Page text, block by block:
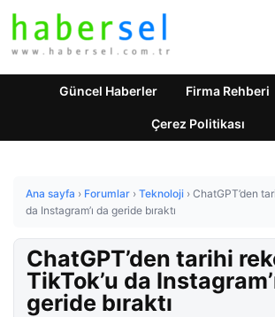
Güncel Haberler Firma Rehberi
Çerez Politikası
Ana sayfa › Forumlar › Teknoloji › ChatGPT’den
da Instagram’ı da geride bıraktı
ChatGPT’den tarihi
TikTok’u da
geride bıraktı